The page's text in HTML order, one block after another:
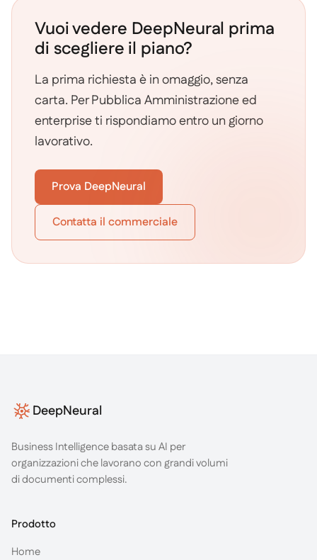
Vuoi vedere DeepNeural prima
di scegliere il piano?
La prima richiesta è in omaggio, senza
carta. Per Pubblica Amministrazione ed
enterprise ti rispondiamo entro un giorno
lavorativo.
Prova DeepNeural
Contatta il commerciale
DeepNeural
Business Intelligence basata su AI per
organizzazioni che lavorano con grandi volumi
di documenti complessi.
Prodotto
Home